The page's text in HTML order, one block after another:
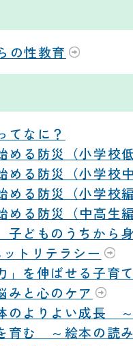
の性教育
てなに？
める防災（小学校低
める防災（小学校
める防災（小学校編
める防災（中高生編
どものうちから身
トリテラシー
」を伸ばせる子育
みと心のケア
のよりよい成長
育む ～絵本の読